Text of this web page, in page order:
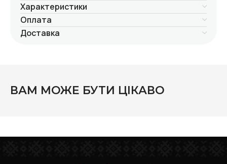
Характеристики
Оплата
Доставка
ВАМ МОЖЕ БУТИ ЦІКАВО